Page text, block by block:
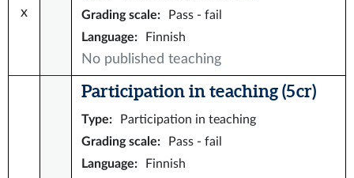
x
Grading scale:
Pass - fail
Language: Finnish
No published teaching
Participation in teaching (5 cr)
Type:
Participation in teaching
Grading scale:
Pass - fail
Language: Finnish